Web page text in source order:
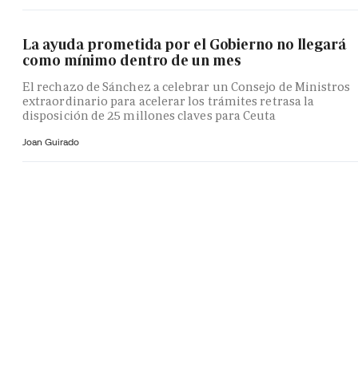
La ayuda prometida por el Gobierno no llegará
como mínimo dentro de un mes
El rechazo de Sánchez a celebrar un Consejo de Ministros
extraordinario para acelerar los trámites retrasa la
disposición de 25 millones claves para Ceuta
Joan Guirado